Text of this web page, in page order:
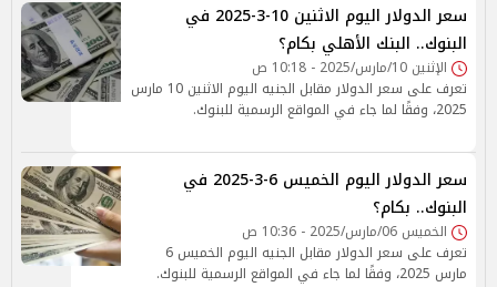
سعر الدولار اليوم الاثنين 10-3-2025 في
البنوك.. البنك الأهلي بكام؟
الإثنين 10/مارس/2025 - 10:18 ص
تعرف على سعر الدولار مقابل الجنيه اليوم الاثنين 10 مارس
2025، وفقًا لما جاء في المواقع الرسمية للبنوك.
سعر الدولار اليوم الخميس 6-3-2025 في
البنوك.. بكام؟
الخميس 06/مارس/2025 - 10:36 ص
تعرف على سعر الدولار مقابل الجنيه اليوم الخميس 6
مارس 2025، وفقًا لما جاء في المواقع الرسمية للبنوك.